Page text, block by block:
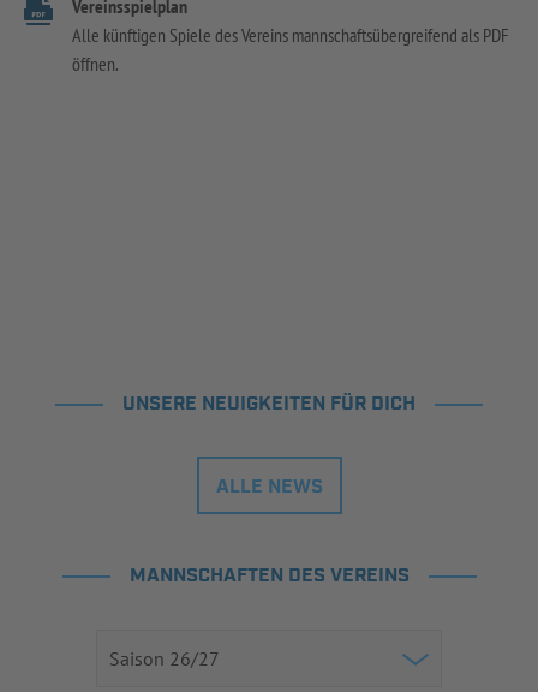
Vereinsspielplan
Alle künftigen Spiele des Vereins mannschaftsübergreifend als PDF
öffnen.
UNSERE NEUIGKEITEN FÜR DICH
ALLE NEWS
MANNSCHAFTEN DES VEREINS